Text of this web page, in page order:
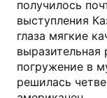
получилось
выступления
глаза мягкие
выразительная
погружение в
решилась